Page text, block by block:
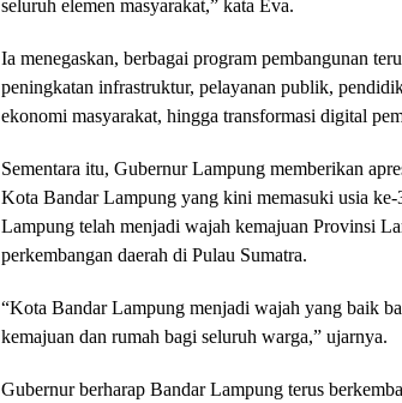
seluruh elemen masyarakat,” kata Eva.
Ia menegaskan, berbagai program pembangunan
peningkatan infrastruktur, pelayanan publik,
ekonomi masyarakat, hingga transformasi digital
Sementara itu, Gubernur Lampung memberikan
Kota Bandar Lampung yang kini memasuki usia
Lampung telah menjadi wajah kemajuan Provinsi
perkembangan daerah di Pulau Sumatra.
“Kota Bandar Lampung menjadi wajah yang baik
kemajuan dan rumah bagi seluruh warga,” ujarnya.
Gubernur berharap Bandar Lampung terus